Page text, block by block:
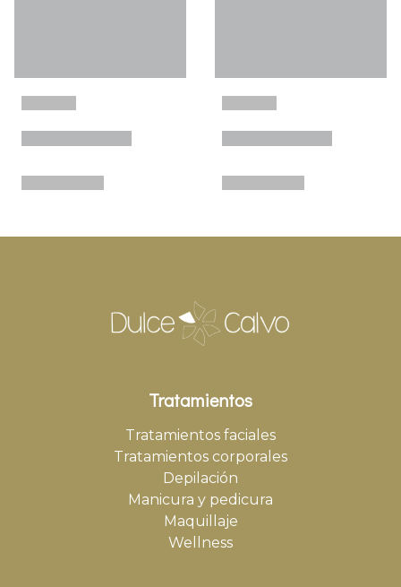
Tratamientos
Tratamientos faciales
Tratamientos corporales
Depilación
Manicura y pedicura
Maquillaje
Wellness